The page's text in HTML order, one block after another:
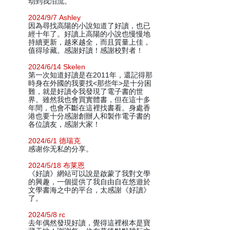
2024/9/7 Ashley
因為尋找高陽的小說知道了好讀，也已
經十年了。好讀上高陽的小說也慢慢地
持續更新，越來越全，而且質量上佳，
值得珍藏。感謝好讀！感謝校對者！
2024/6/14 Skelen
第一次知道好讀是在2011年，還記得那
時身在外國的我要找<那些年>是十分困
難，就是好讀令我發現了電子書的世
界。雖然我也會買實體書，但在這十多
年間，也會不斷在這裡找書看。身處香
港也要十分感謝創辦人和製作電子書的
各位讀友，感謝大家！
2024/6/1 德瑞克
感谢你无私的分享。
2024/5/18 布莱恩
《好讀》網站可以說是啟蒙了我對文學
的興趣，一個提供了我自由自在悠遊於
文學書海之中的平台，太感謝《好讀》
了。
2024/5/8 rc
去年偶然發現好讀，覺得這裡根本是寶